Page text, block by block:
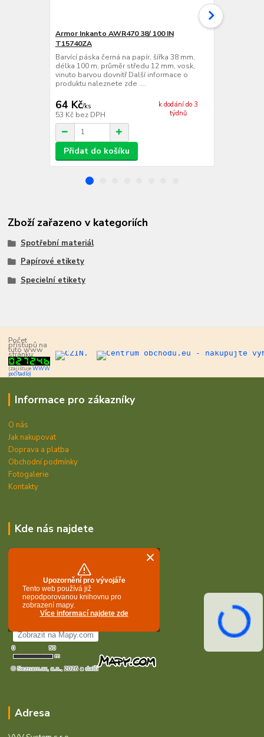
Armor Inkanto AWR470 38/ 100 IN
T15740ZA
Barvící páska černá na papír, šířka 38 mm,
délka 100 m, průměr středu 12 mm, vosk,
vinuto barvou dovnitř Další informace o
produktu naleznete zde ....
64 Kč/ks
53 Kč bez DPH
k dodání do 3
týdnů
Přidat do košíku
Zboží zařazeno v kategoriích
Spotřební materiál
Papírové etikety
Specielní etikety
Počet
přístupů na
tuto www
stránku:
(zajišťujeWWW
počítadlo)
Informace pro zákazníky
O nás
Jak nakupovat
Doprava a platba
Obchodní podmínky
Fotogalerie
Kontakty
Kde nás najdete
Adresa